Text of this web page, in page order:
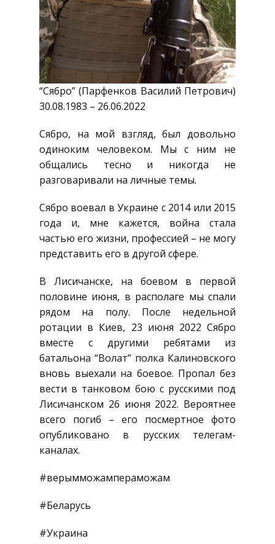
“Сябро” (Парфенков Василий Петрович)
30.08.1983 – 26.06.2022
Сябро, на мой взгляд, был довольно
одиноким человеком. Мы с ним не
общались тесно и никогда не
разговаривали на личные темы.
Сябро воевал в Украине с 2014 или 2015
года и, мне кажется, война стала
частью его жизни, профессией – не могу
представить его в другой сфере.
В Лисичанске, на боевом в первой
половине июня, в располаге мы спали
рядом на полу. После недельной
ротации в Киев, 23 июня 2022 Сябро
вместе с другими ребятами из
батальона “Волат” полка Калиновского
вновь выехали на боевое. Пропал без
вести в танковом бою с русскими под
Лисичанском 26 июня 2022. Вероятнее
всего погиб – его посмертное фото
опубликовано в русских телегам-
каналах.
#верымможампераможам
#Беларусь
#Украина